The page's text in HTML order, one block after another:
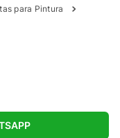
para Pintura